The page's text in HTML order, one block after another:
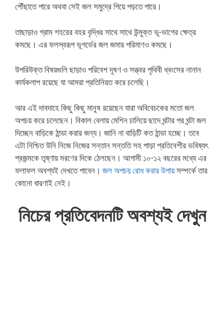
পৌঁছাতে পারে অথবা সেই জল সমুদ্রে গিয়ে পড়তে পারে।
তাছাড়াও গ্রাম শহরের বহর বৃদ্ধির সাথে সাথে উন্মুক্ত ভূ-ভাগের ক্ষেত্র
কমছে। এর ফলস্বরূপ ভূগর্ভের জল জমার পরিমাণও কমছে।
উপরিউক্ত বিষয়গুলি ছাড়াও পরিবেশ দূষণ ও সত্ত্বর পৃথিবী ধ্বংসের নানান
কার্যকলাপ রয়েছে যা আমরা প্রতিনিয়ত করে চলেছি।
আর এই দাবদাহে কিছু কিছু মানুষ রয়েছেন যারা অবিবেচকের মতো জল
অপচয় করে চলেছেন। বিকাল বেলায় মেশিন চালিয়ে ছাদে ঘন্টার পর ঘন্টা জল
দিচ্ছেন বাড়িকে ঠান্ডা করার জন্য। জানি না বাড়িটি কত ঠান্ডা হচ্ছে। তবে
এটা নিশ্চিত উনি নিজে নিজের সন্তান সন্ততি সহ পাড়া প্রতিবেশীর ভবিষ্যৎ
প্রজন্মকে তৃষ্ণায় মরণের দিকে ঠেলছেন। আগামী ১০-১২ বছরের মধ্যে এর
ফলাফল অবশ্যই দেখতে পাবেন। জল অপচয় রোধ করার উপায়সম্পর্কে তার
কোনো ধারণাই নেই।
নিচের প্রতিবেদনটি অবশ্যই দেখুন